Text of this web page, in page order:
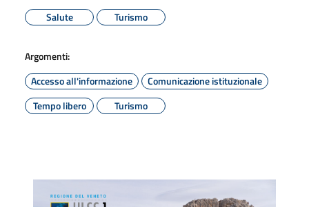
Salute
Turismo
Argomenti:
Accesso all'informazione
Comunicazione istituzionale
Tempo libero
Turismo